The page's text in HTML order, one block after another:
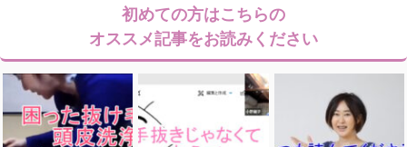
初めての方はこちらの
オススメ記事をお読みください